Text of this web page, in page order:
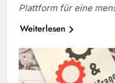
Plattform für eine
Weiterlesen